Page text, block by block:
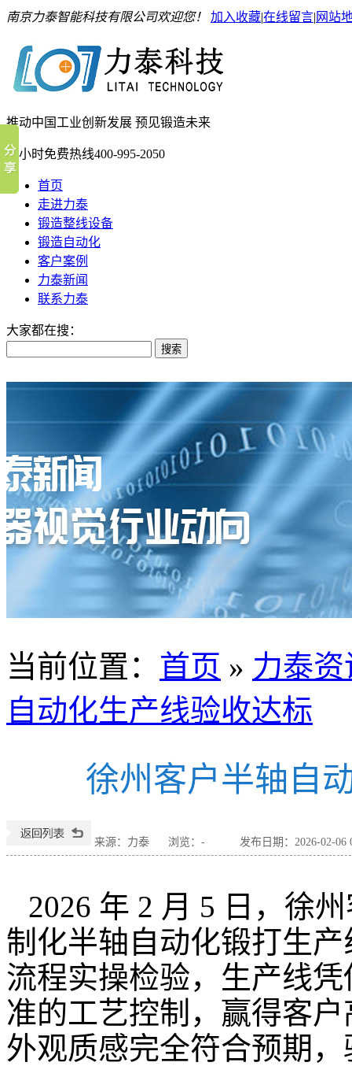
南京力泰智能科技有限公司欢迎您！ 加入收藏|在线留言| 网站
推动中国工业创新发展 预见锻造未来
24小时免费热线400-995-2050
首页
走进力泰
锻造整线设备
锻造自动化
客户案例
力泰新闻
联系力泰
大家都在搜：
当前位置 ： 首页 » 力泰资
自动化生产线验收达标
徐州客户半轴自
来源：力泰 浏览： - 发布日期：2026-02-06
2026 年 2 月 5 日，徐
制化半轴自动化锻打生
流程实操检验，生产线
准的工艺控制，赢得客
外观质感完全符合预期